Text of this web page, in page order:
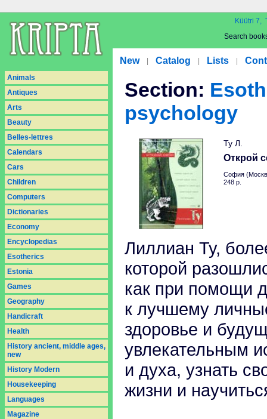
Küütri 7,
Search
New Catalog Lists
Animals
Antiques
Arts
Beauty
Belles-lettres
Calendars
Cars
Children
Computers
Dictionaries
Economy
Encyclopedias
Esotherics
Estonia
Games
Geography
Handicraft
Health
History ancient, middle ages,
new
History Modern
Housekeeping
Languages
Magazine
Section:
psychology
Ту Л.
Открой
София
248 p.
Лиллиан Ту,
которой
как при помощи
к лучшему
здоровье и
увлекательным
и духа, узнать
жизни и